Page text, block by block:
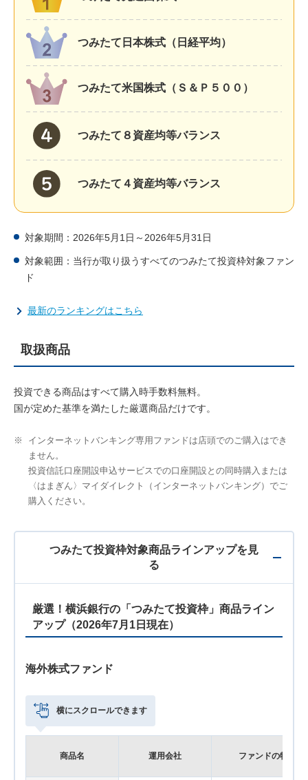
つみたて日本株式（日経平均）
つみたて米国株式（Ｓ＆Ｐ５００）
つみたて８資産均等バランス
つみたて４資産均等バランス
対象期間：2026年5月1日～2026年5月31日
対象範囲：当行が取り扱うすべてのつみたて投資枠対象ファン
ド
最新のランキングはこちら
取扱商品
投資できる商品はすべて購入時手数料無料。
国が定めた基準を満たした厳選商品だけです。
※
インターネットバンキング専用ファンドは店頭でのご購入はでき
ません。
投資信託口座開設申込サービスでの口座開設との同時購入または
〈はまぎん〉マイダイレクト（インターネットバンキング）でご
購入ください。
つみたて投資枠対象商品ラインアップを見
る
厳選！横浜銀行の「つみたて投資枠」商品ライン
アップ（2026年7月1日現在）
海外株式ファンド
横にスクロールできます
商品名 運用会社 ファンドの特色